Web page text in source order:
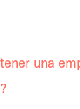
una